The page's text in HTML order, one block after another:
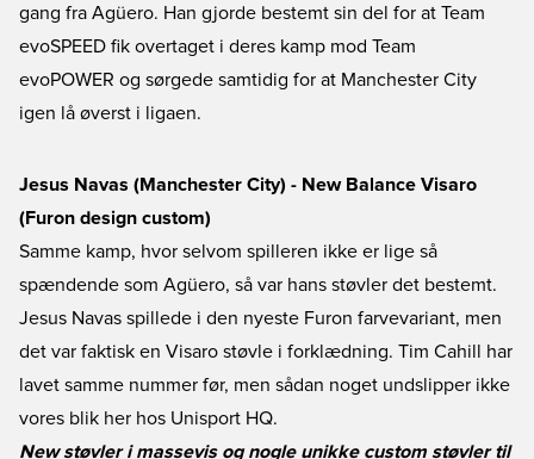
gang fra Agüero. Han gjorde bestemt sin del for at Team
evoSPEED fik overtaget i deres kamp mod Team
evoPOWER og sørgede samtidig for at Manchester City
igen lå øverst i ligaen.
Jesus Navas (Manchester City) - New Balance Visaro
(Furon design custom)
Samme kamp, hvor selvom spilleren ikke er lige så
spændende som Agüero, så var hans støvler det bestemt.
Jesus Navas spillede i den nyeste Furon farvevariant, men
det var faktisk en Visaro støvle i forklædning. Tim Cahill har
lavet samme nummer før, men sådan noget undslipper ikke
vores blik her hos Unisport HQ.
New støvler i massevis og nogle unikke custom støvler til